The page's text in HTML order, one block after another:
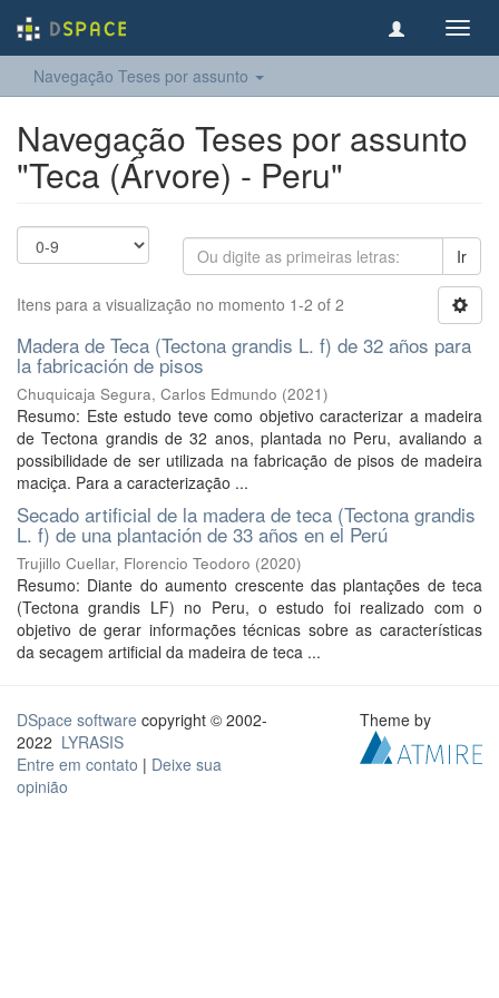
Navegação Teses por assunto
Navegação Teses por assunto
"Teca (Árvore) - Peru"
Ir
Itens para a visualização no momento 1-2 of 2
Madera de Teca (Tectona grandis L. f) de 32 años para
la fabricación de pisos
Chuquicaja Segura, Carlos Edmundo (2021)
Resumo: Este estudo teve como objetivo caracterizar a madeira
de Tectona grandis de 32 anos, plantada no Peru, avaliando a
possibilidade de ser utilizada na fabricação de pisos de madeira
maciça. Para a caracterização ...
Secado artificial de la madera de teca (Tectona grandis
L. f) de una plantación de 33 años en el Perú
Trujillo Cuellar, Florencio Teodoro (2020)
Resumo: Diante do aumento crescente das plantações de teca
(Tectona grandis LF) no Peru, o estudo foi realizado com o
objetivo de gerar informações técnicas sobre as características
da secagem artificial da madeira de teca ...
DSpace software copyright © 2002-
2022 LYRASIS
Entre em contato | Deixe sua
opinião
Theme by